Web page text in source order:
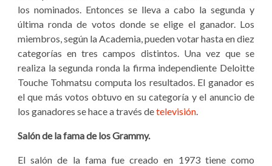
los nominados. Entonces se lleva a cabo la segunda y
última ronda de votos donde se elige el ganador. Los
miembros, según la Academia, pueden votar hasta en diez
categorías en tres campos distintos. Una vez que se
realiza la segunda ronda la firma independiente Deloitte
Touche Tohmatsu computa los resultados. El ganador es
el que más votos obtuvo en su categoría y el anuncio de
los ganadores se hace a través detelevisión
Salón de la fama de los Grammy.
El salón de la fama fue creado en 1973 tiene como